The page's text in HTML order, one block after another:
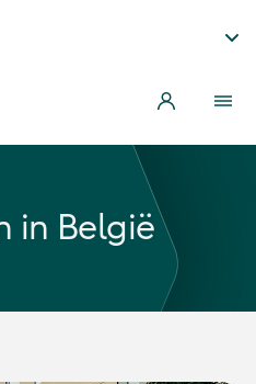
in België